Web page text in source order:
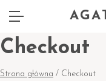
Checkout
Strona główna / Checkout